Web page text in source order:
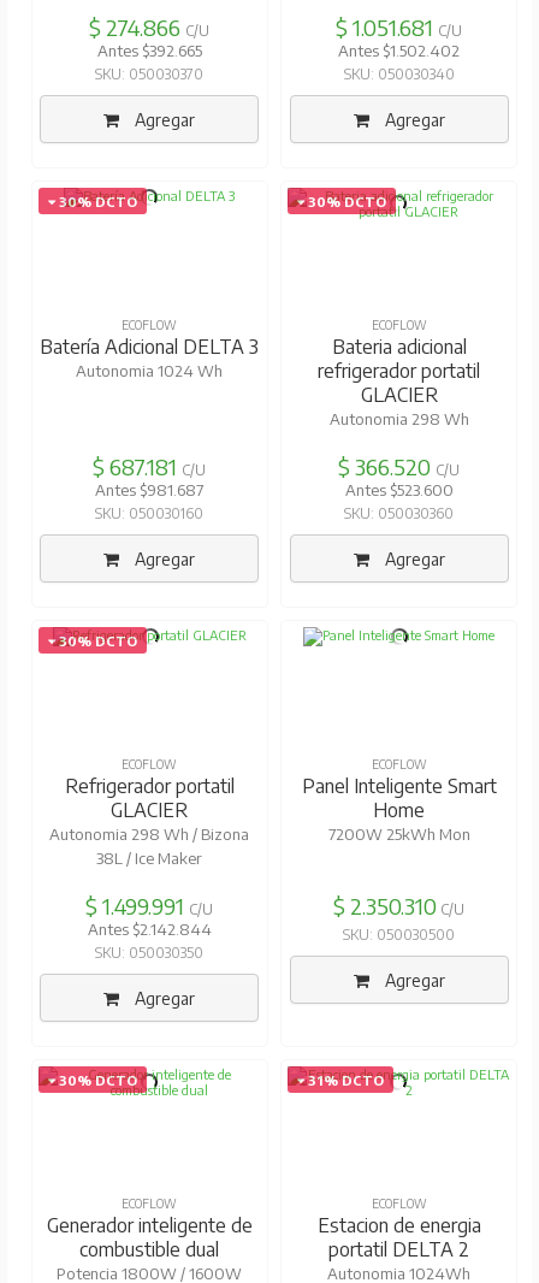
$ 274.866 C/U
Antes $392.665
SKU: 050030370
Agregar
$ 1.051.681 C/U
Antes $1.502.402
SKU: 050030340
Agregar
30% DCTO
ECOFLOW
Batería Adicional DELTA 3
Autonomia 1024 Wh
$ 687.181 C/U
Antes $981.687
SKU: 050030160
Agregar
30% DCTO
ECOFLOW
Bateria adicional
refrigerador portatil
GLACIER
Autonomia 298 Wh
$ 366.520 C/U
Antes $523.600
SKU: 050030360
Agregar
30% DCTO
ECOFLOW
Refrigerador portatil
GLACIER
Autonomia 298 Wh / Bizona
38L / Ice Maker
$ 1.499.991 C/U
Antes $2.142.844
SKU: 050030350
Agregar
ECOFLOW
Panel Inteligente Smart
Home
7200W 25kWh Mon
$ 2.350.310 C/U
SKU: 050030500
Agregar
30% DCTO
ECOFLOW
Generador inteligente de
combustible dual
Potencia 1800W / 1600W
31% DCTO
ECOFLOW
Estacion de energia
portatil DELTA 2
Autonomia 1024Wh